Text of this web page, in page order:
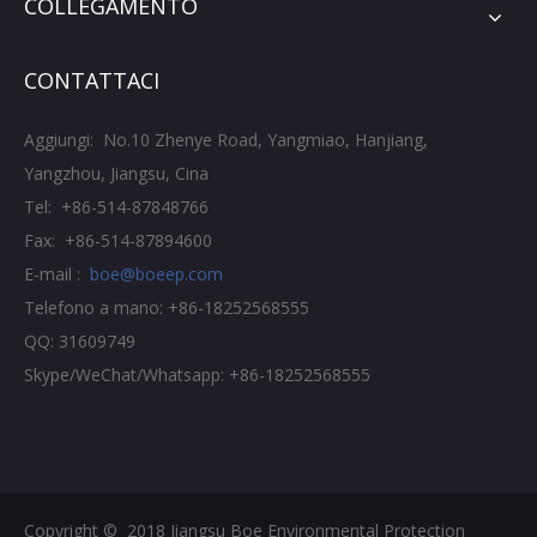
COLLEGAMENTO
CONTATTACI
Aggiungi: No.10 Zhenye Road, Yangmiao, Hanjiang,
Yangzhou, Jiangsu, Cina
Tel: +86-514-87848766
Fax: +86-514-87894600
E-mail : boe@boeep.com
Telefono a mano: +86-18252568555
QQ: 31609749
Skype/WeChat/Whatsapp: +86-18252568555
Copyright © ️ 2018 Jiangsu Boe Environmental Protection